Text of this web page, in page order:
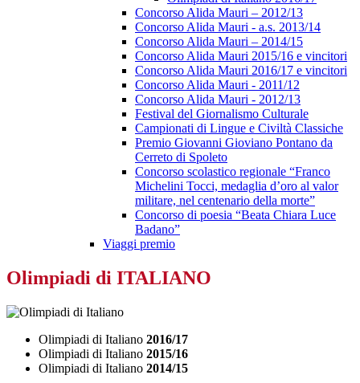
Concorso Alida Mauri – 2012/13
Concorso Alida Mauri - a.s. 2013/14
Concorso Alida Mauri – 2014/15
Concorso Alida Mauri 2015/16 e vincitori
Concorso Alida Mauri 2016/17 e vincitori
Concorso Alida Mauri - 2011/12
Concorso Alida Mauri - 2012/13
Festival del Giornalismo Culturale
Campionati di Lingue e Civiltà Classiche
Premio Giovanni Gioviano Pontano da
Cerreto di Spoleto
Concorso scolastico regionale “Franco
Michelini Tocci, medaglia d’oro al valor
militare, nel centenario della morte”
Concorso di poesia “Beata Chiara Luce
Badano”
Viaggi premio
Olimpiadi di ITALIANO
Olimpiadi di Italiano 2016/17
Olimpiadi di Italiano 2015/16
Olimpiadi di Italiano 2014/15